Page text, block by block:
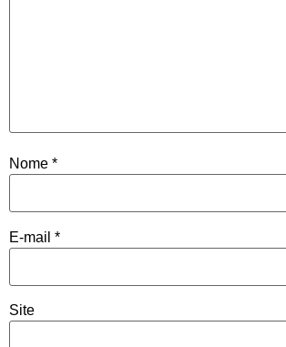
Nome *
E-mail *
Site